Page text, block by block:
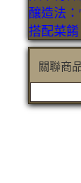
釀造法
搭配菜
關聯商